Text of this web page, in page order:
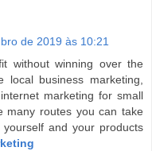
de 2019 às 10:21
without winning over the
business marketing,
marketing for small
many routes you can take
and your products